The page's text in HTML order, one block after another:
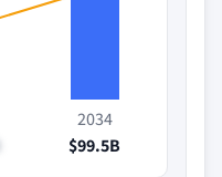
2034
$99.5B